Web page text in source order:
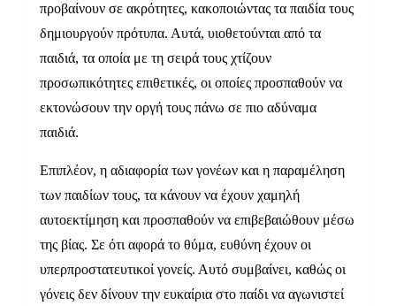
προβαίνουν σε ακρότητες, κακοποιώντας τα παιδία τους
δημιουργούν πρότυπα. Αυτά, υιοθετούνται από τα
παιδιά, τα οποία με τη σειρά τους χτίζουν
προσωπικότητες επιθετικές, οι οποίες προσπαθούν να
εκτονώσουν την οργή τους πάνω σε πιο αδύναμα
παιδιά.
Επιπλέον, η αδιαφορία των γονέων και η παραμέληση
των παιδίων τους, τα κάνουν να έχουν χαμηλή
αυτοεκτίμηση και προσπαθούν να επιβεβαιώθουν μέσω
της βίας. Σε ότι αφορά το θύμα, ευθύνη έχουν οι
υπερπροστατευτικοί γονείς. Αυτό συμβαίνει, καθώς οι
γόνεις δεν δίνουν την ευκαίρια στο παίδι να αγωνιστεί